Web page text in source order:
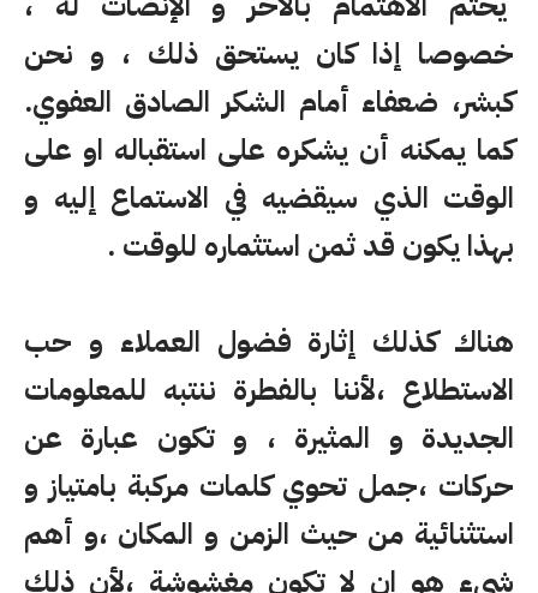
خصوصا إذا كان يستحق ذلك ، و نحن
كبشر، ضعفاء أمام الشكر الصادق العفوي.
كما يمكنه أن يشكره على استقباله او على
الوقت الذي سيقضيه في الاستماع إليه و
بهذا يكون قد ثمن استثماره للوقت .
هناك كذلك إثارة فضول العملاء و حب
الاستطلاع ،لأننا بالفطرة ننتبه للمعلومات
الجديدة و المثيرة ، و تكون عبارة عن
حركات ،جمل تحوي كلمات مركبة بامتياز و
استثنائية من حيث الزمن و المكان ،و أهم
شيء هو ان لا تكون مغشوشة ،لأن ذلك